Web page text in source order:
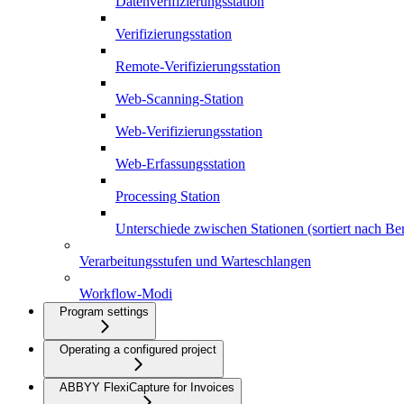
Verifizierungsstation
Remote-Verifizierungsstation
Web-Scanning-Station
Web-Verifizierungsstation
Web-Erfassungsstation
Processing Station
Unterschiede zwischen Stationen (sortiert nach
Verarbeitungsstufen und Warteschlangen
Workflow-Modi
Program settings
Operating a configured project
ABBYY FlexiCapture for Invoices